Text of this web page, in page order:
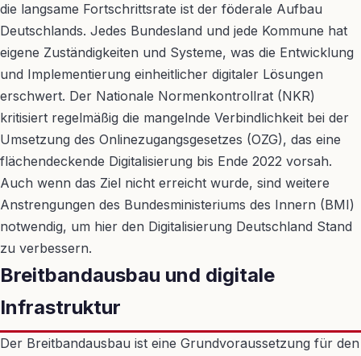
die langsame Fortschrittsrate ist der föderale Aufbau
Deutschlands. Jedes Bundesland und jede Kommune hat
eigene Zuständigkeiten und Systeme, was die Entwicklung
und Implementierung einheitlicher digitaler Lösungen
erschwert. Der Nationale Normenkontrollrat (NKR)
kritisiert regelmäßig die mangelnde Verbindlichkeit bei der
Umsetzung des Onlinezugangsgesetzes (OZG), das eine
flächendeckende Digitalisierung bis Ende 2022 vorsah.
Auch wenn das Ziel nicht erreicht wurde, sind weitere
Anstrengungen des Bundesministeriums des Innern (BMI)
notwendig, um hier den Digitalisierung Deutschland Stand
zu verbessern.
Breitbandausbau und digitale
Infrastruktur
Der Breitbandausbau ist eine Grundvoraussetzung für den